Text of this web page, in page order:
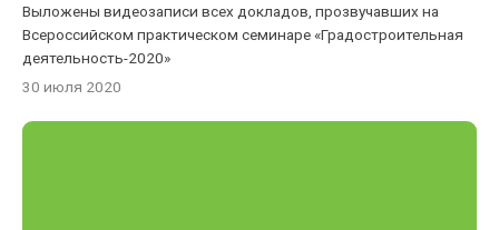
Выложены видеозаписи всех докладов, прозвучавших на
Всероссийском практическом семинаре «Градостроительная
деятельность-2020»
30 июля 2020